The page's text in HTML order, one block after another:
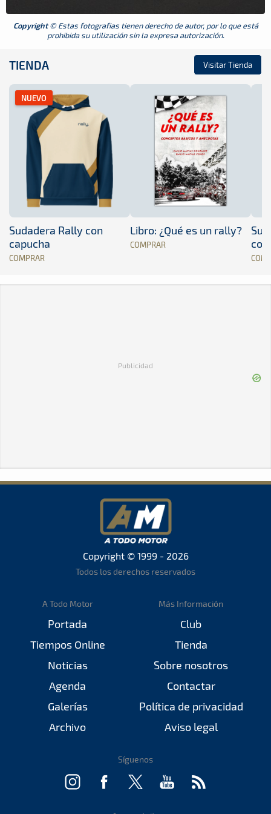
Copyright© Estas fotografias tienen derecho de autor, por lo que está
prohibida su utilización sin la expresa autorización.
TIENDA Visitar Tienda
NUEVO
Sudadera Rally con
capucha
COMPRAR
Libro: ¿Qué es un rally?
COMPRAR
Publicidad
Copyright © 1999 - 2026
Todos los derechos reservados
A Todo Motor
Portada
Tiempos Online
Noticias
Agenda
Galerías
Archivo
Más Información
Club
Tienda
Sobre nosotros
Contactar
Política de privacidad
Aviso legal
Síguenos